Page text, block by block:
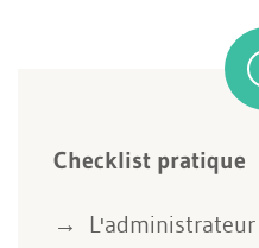
Checklist pratique